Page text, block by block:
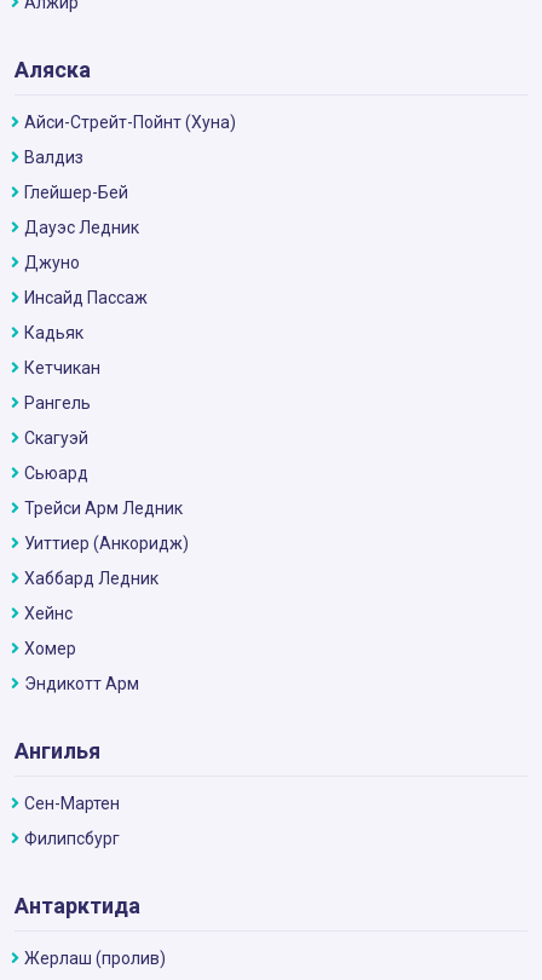
Аляска
Айси-Стрейт-Пойнт (Хуна)
Валдиз
Глейшер-Бей
Дауэс Ледник
Джуно
Инсайд Пассаж
Кадьяк
Кетчикан
Рангель
Скагуэй
Сьюард
Трейси Арм Ледник
Уиттиер (Анкоридж)
Хаббард Ледник
Хейнс
Хомер
Эндикотт Арм
Ангилья
Сен-Мартен
Филипсбург
Антарктида
Жерлаш (пролив)